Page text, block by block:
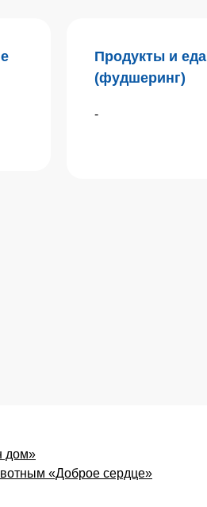
Продукты и еда
(фудшеринг)
-
дом»
«Доброе сердце»